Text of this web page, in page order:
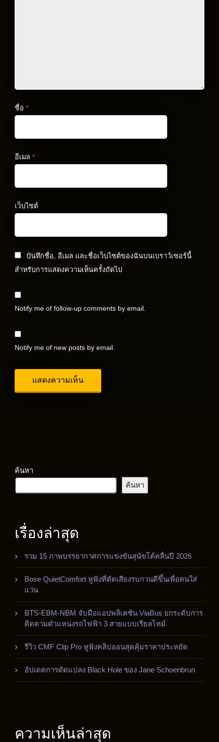
ชื่อ *
อีเมล *
เว็บไซต์
บันทึกชื่อ, อีเมล และชื่อเว็บไซต์ของฉันบนเบราว์เซอร์นี้
สำหรับการแสดงความเห็นครั้งถัดไป
Notify me of follow-up comments by email.
Notify me of new posts by email.
ค้นหา
ค้นหา
เรื่องล่าสุด
รวม 15 ภาพบรรยากาศการแข่งขันสุนัขโต้คลื่นปี 2026
Bose QuietComfort หูฟังที่ตัดเสียงรบกวนดีขึ้นเพื่อคนใส่
แว่น
BTS-EBM-NBM จับมือแอปพลิเคชัน ViaBus ยกระดับการ
ติดตามตำแหน่งรถไฟฟ้า 3 สายแบบเรียลไทม์
รีวิว CMF Clip Pro หูฟังคลิปออนสุดคุ้มราคาประหยัด
อัปเดตการดัดแปลง Black Hole ของ Jane Schoenbrun
ความเห็นล่าสุด